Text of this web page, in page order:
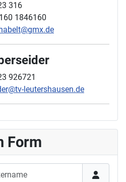
316
1846160
926721
leutershausen.de
Form